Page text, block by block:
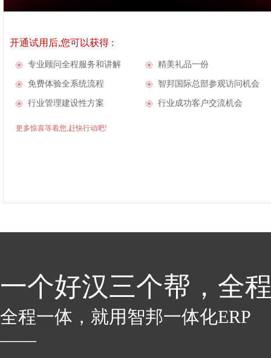
开通试用后,您可以获得 :
专业顾问全程服务和讲解 精美礼品一份
免费体验全系统流程 智邦国际总部参观访问机会
行业管理建设性方案 行业成功客户交流机会
更多惊喜等着您,赶快行动吧!
一个好汉三个帮，全
全程一体，就用智邦一体化ERP
——